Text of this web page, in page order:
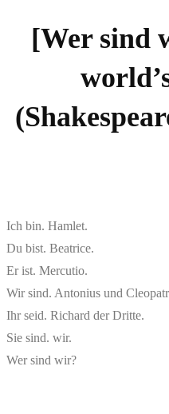
Inhalt[Wer sind
Ich bin. Hamlet.
Du bist. Beatrice.
Er ist. Mercutio.
Wir sind. Antonius und
Ihr seid. Richard der Dritte.
Sie sind. wir.
Wer sind wir?